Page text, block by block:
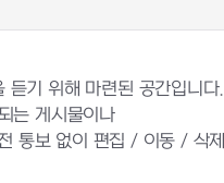
듣기 위해 마련된 공간입니다.
는 게시물이나
통보 없이 편집 / 이동 / 삭